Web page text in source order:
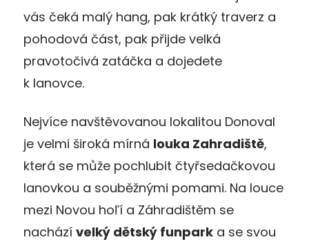
vás čeká malý hang, pak krátký traverz a
pohodová část, pak přijde velká
pravotočivá zatáčka a dojedete
k lanovce.
Nejvíce navštěvovanou lokalitou Donoval
je velmi široká mírná louka Zahradiště,
která se může pochlubit čtyřsedačkovou
lanovkou a souběžnými pomami. Na louce
mezi Novou hoľí a Záhradištěm se
nachází velký dětský funpark a se svou